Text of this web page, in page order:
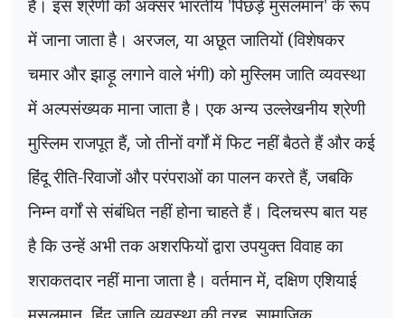
हैं। इस श्रेणी को अक्सर भारतीय 'पिछड़े मुसलमान'के रूप
में जाना जाता है। अरजल,या अछूत जातियों (विशेषकर
चमार और झाड़ू लगाने वाले भंगी) को मुस्लिम जाति व्यवस्था
में अल्पसंख्यक माना जाता है। एक अन्य उल्लेखनीय श्रेणी
मुस्लिम राजपूत हैं,जो तीनों वर्गों में फिट नहीं बैठते हैं और कई
हिंदू रीति-रिवाजों और परंपराओं का पालन करते हैं,जबकि
निम्न वर्गों से संबंधित नहीं होना चाहते हैं। दिलचस्प बात यह
है कि उन्हें अभी तक अशरफियों द्वारा उपयुक्त विवाह का
शराकतदार नहीं माना जाता है। वर्तमान में,दक्षिण एशियाई